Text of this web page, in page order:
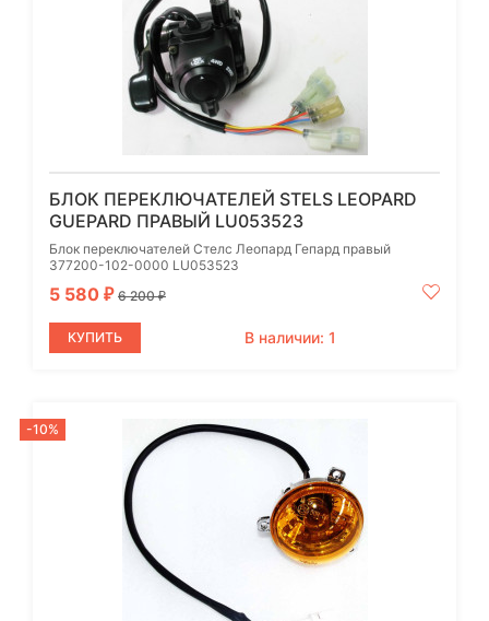
БЛОК ПЕРЕКЛЮЧАТЕЛЕЙ STELS LEOPARD
GUEPARD ПРАВЫЙ LU053523
Блок переключателей Стелс Леопард Гепард правый
377200-102-0000 LU053523
5 580 ₽ 6 200₽
КУПИТЬ В наличии: 1
-10%